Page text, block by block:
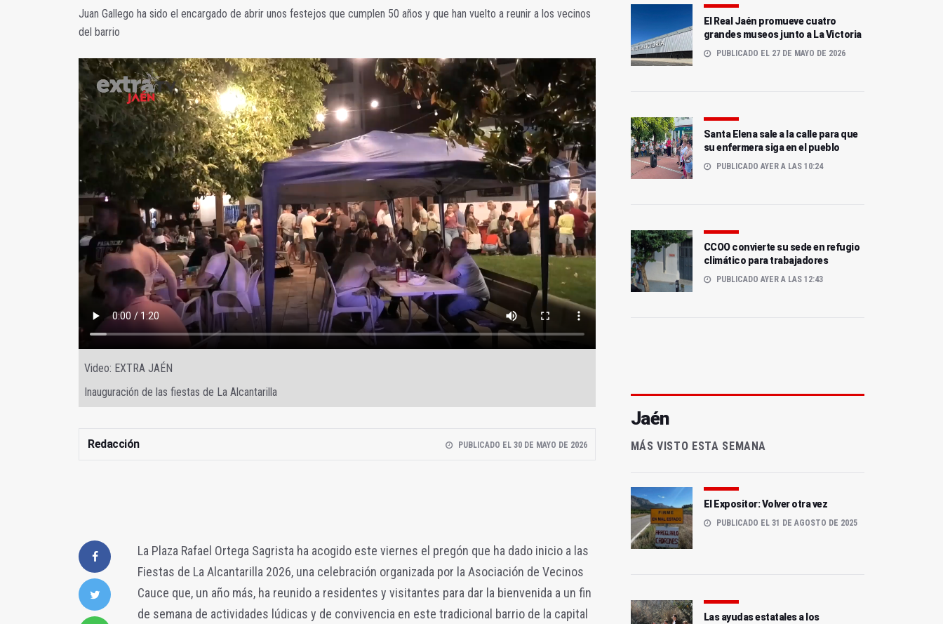
Juan Gallego ha sido el encargado de abrir unos festejos que cumplen 50 años y que han vuelto a reunir a los vecinos
del barrio
Video: EXTRA JAÉN
Inauguración de las fiestas de La Alcantarilla
Redacción PUBLICADO EL 30 DE MAYO DE 2026
La Plaza Rafael Ortega Sagrista ha acogido este viernes el pregón que ha dado inicio a las
Fiestas de La Alcantarilla 2026, una celebración organizada por la Asociación de Vecinos
Cauce que, un año más, ha reunido a residentes y visitantes para dar la bienvenida a un fin
de semana de actividades lúdicas y de convivencia en este tradicional barrio de la capital
El Real Jaén promueve cuatro
grandes museos junto a La Victoria
PUBLICADO EL 27 DE MAYO DE 2026
Santa Elena sale a la calle para que
su enfermera siga en el pueblo
PUBLICADO AYER A LAS 10:24
CCOO convierte su sede en refugio
climático para trabajadores
PUBLICADO AYER A LAS 12:43
Jaén
MÁS VISTO ESTA SEMANA
El Expositor: Volver otra vez
PUBLICADO EL 31 DE AGOSTO DE 2025
Las ayudas estatales a los